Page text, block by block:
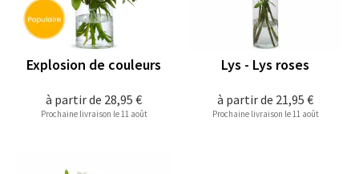
à partir de 28,95 €
Explosion de couleurs
Prochaine livraison le 11 août
à partir de 21,95 €
Lys - Lys roses
Prochaine livraison le 11 août